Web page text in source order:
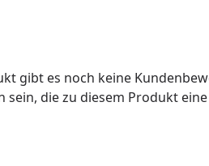
gibt es noch keine
sein, die zu diesem Produkt